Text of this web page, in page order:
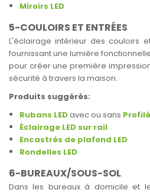
Miroirs LED
5-COULOIRS ET ENTRÉES
L'éclairage intérieur des couloirs
fournissant une lumière
pour créer une première
sécurité à travers la maison.
Produits suggérés:
Rubans LEDavec ou sans
Éclairage LED sur rail
Encastrés de plafond LED
Rondelles LED
6-BUREAUX/SOUS-SOL
Dans les bureaux à domicile et